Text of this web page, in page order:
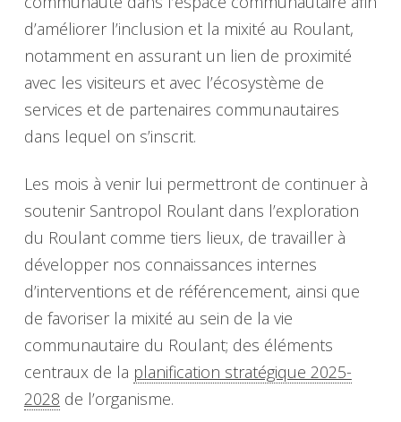
d’améliorer l’inclusion et la mixité au Roulant,
notamment en assurant un lien de proximité
avec les visiteurs et avec l’écosystème de
services et de partenaires communautaires
dans lequel on s’inscrit.
Les mois à venir lui permettront de continuer à
soutenir Santropol Roulant dans l’exploration
du Roulant comme tiers lieux, de travailler à
développer nos connaissances internes
d’interventions et de référencement, ainsi que
de favoriser la mixité au sein de la vie
communautaire du Roulant; des éléments
centraux de la planification stratégique 2025-
2028 de l’organisme.